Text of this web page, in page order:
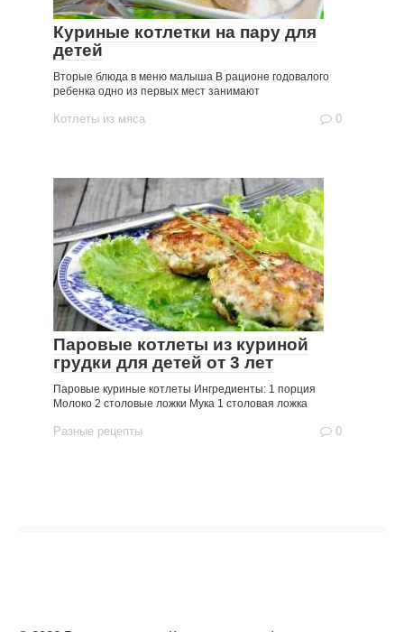
Куриные котлетки на пару для
детей
Вторые блюда в меню малыша В рационе годовалого
ребенка одно из первых мест занимают
Котлеты из мяса 0
Паровые котлеты из куриной
грудки для детей от 3 лет
Паровые куриные котлеты Ингредиенты: 1 порция
Молоко 2 столовые ложки Мука 1 столовая ложка
Разные рецепты 0